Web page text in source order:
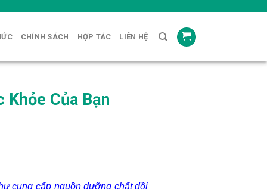
CHÍNH SÁCH HỢP TÁC LIÊN HỆ
Của Bạn
cung cấp nguồn dưỡng chất dồi